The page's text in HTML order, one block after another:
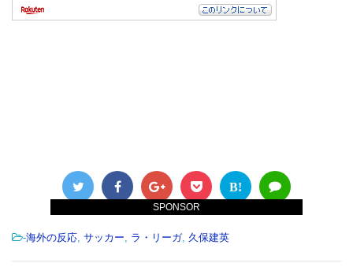
SPONSOR
B!
-海外の反応, サッカー, ラ・リーガ, 久保建英